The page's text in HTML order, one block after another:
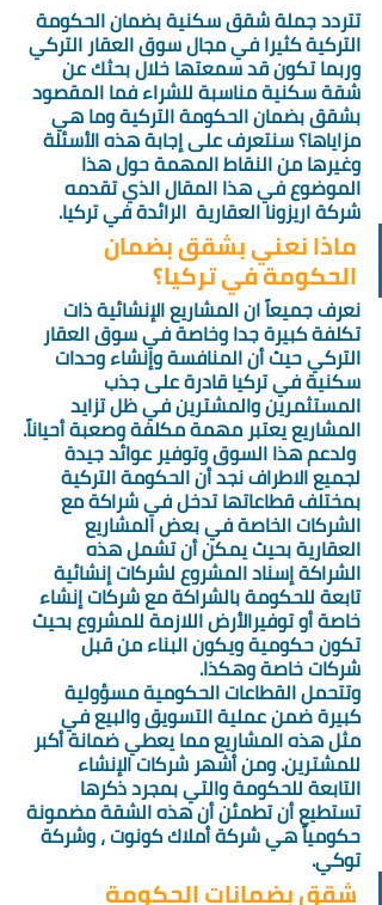
تتردد جملة شقق سكنية بضمان الحكومة
التركية كثيرا في مجال سوق العقار التركي
وربما تكون قد سمعتها خلال بحثك عن
شقة سكنية مناسبة للشراء فما المقصود
بشقق بضمان الحكومة التركية وما هي
مزاياها؟ سنتعرف على إجابة هذه الأسئلة
وغيرها من النقاط المهمة حول هذا
الموضوع في هذا المقال الذي تقدمه
شركة اريزونا العقارية  الرائدة في تركيا.
ماذا نعني بشقق بضمان
الحكومة في تركيا؟
نعرف جميعاً ان المشاريع الإنشائية ذات
تكلفة كبيرة جدا وخاصة في سوق العقار
التركي حيث أن المنافسة وإنشاء وحدات
سكنية في تركيا قادرة على جذب
المستثمرين والمشترين في ظل تزايد
المشاريع يعتبر مهمة مكلفة وصعبة أحياناً.
ولدعم هذا السوق وتوفير عوائد جيدة
لجميع الاطراف نجد أن الحكومة التركية
بمختلف قطاعاتها تدخل في شراكة مع
الشركات الخاصة في بعض المشاريع
العقارية بحيث يمكن أن تشمل هذه
الشراكة إسناد المشروع لشركات إنشائية
تابعة للحكومة بالشراكة مع شركات إنشاء
خاصة أو توفيرالأرض اللازمة للمشروع بحيث
تكون حكومية ويكون البناء من قبل
شركات خاصة وهكذا.
وتتحمل القطاعات الحكومية مسؤولية
كبيرة ضمن عملية التسويق والبيع في
مثل هذه المشاريع مما يعطي ضمانة أكبر
للمشترين. ومن أشهر شركات الإنشاء
التابعة للحكومة والتي بمجرد ذكرها
تستطيع أن تطمئن أن هذه الشقة مضمونة
حكومياً هي شركة أملاك كونوت ، وشركة
توكي.
شقق بضمانات الحكومة